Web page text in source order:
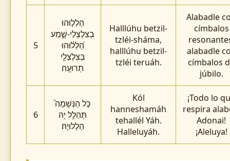
5
הַלְל֣וּהוּ
בְצִלְצְלֵי-שָׁ֑מַע
הַ֝לְל֗וּהוּ
בְּצִלְצְלֵ֥י
תְרוּעָֽה׃
Halllúhu betzil-
tzléi-sháma,
halllúhu betzil-
tzléi teruáh.
Alabadle
címbalos
alabadle
címbalos
júbilo.
6
כֹּ֣ל הַנְּשָׁמָה֮
תְּהַלֵּ֥ל יָהּ
הַלְלוּיָהּ׃
Kól
hanneshamáh
tehallél Yáh.
Halleluyáh.
¡Todo lo
respira
Adonai!
¡Aleluya!